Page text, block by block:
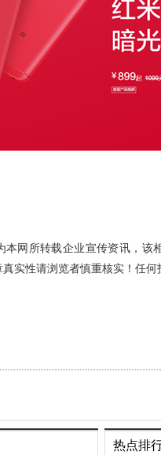
本网所转载企业宣传资讯，该
实性请浏览者慎重核实！任
热点排